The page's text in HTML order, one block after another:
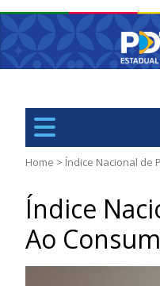
Home > Índice Nacional de
Índice
Ao